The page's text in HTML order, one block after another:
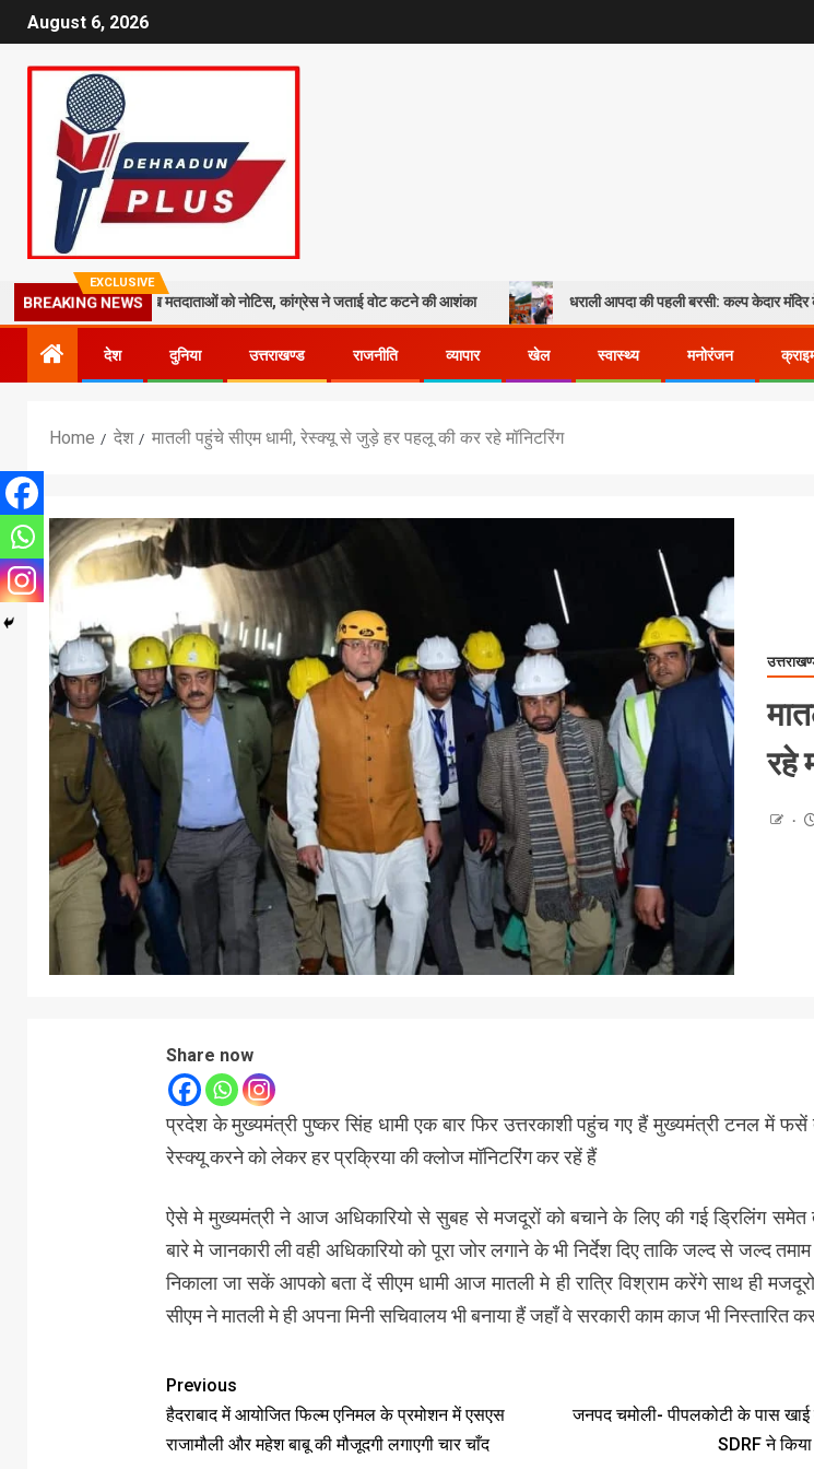
August 6, 2026
EXCLUSIVE
BREAKING NEWS
19 लाख मतदाताओं को नोटिस, कांग्रेस ने जताई वोट कटने की आशंका धराली आपदा की पहली बरसी: कल्प केदार मंदिर के पुनर्निर्माण
देश दुनिया उत्तराखण्ड राजनीति व्यापार खेल स्वास्थ्य मनोरंजन
Home देश मातली पहुंचे सीएम धामी, रेस्क्यू से जुड़े हर पहलू की कर रहे मॉनिटरिंग
रहे
Share now
प्रदेश के मुख्यमंत्री पुष्कर सिंह धामी एक बार फिर उत्तरकाशी पहुंच गए हैं मुख्यमंत्री टनल में फसें
रेस्क्यू करने को लेकर हर प्रक्रिया की क्लोज मॉनिटरिंग कर रहें हैं
ऐसे मे मुख्यमंत्री ने आज अधिकारियो से सुबह से मजदूरों को बचाने के लिए की गई ड्रिलिंग समेत
बारे मे जानकारी ली वही अधिकारियो को पूरा जोर लगाने के भी निर्देश दिए ताकि जल्द से जल्द
निकाला जा सकें आपको बता दें सीएम धामी आज मातली मे ही रात्रि विश्राम करेंगे साथ ही
सीएम ने मातली मे ही अपना मिनी सचिवालय भी बनाया हैं जहाँ वे सरकारी काम काज भी निस्तारित
Previous
हैदराबाद में आयोजित फिल्म एनिमल के प्रमोशन में एसएस
राजामौली और महेश बाबू की मौजूदगी लगाएगी चार चाँद
जनपद चमोली- पीपलकोटी के पास खाई
SDRF ने